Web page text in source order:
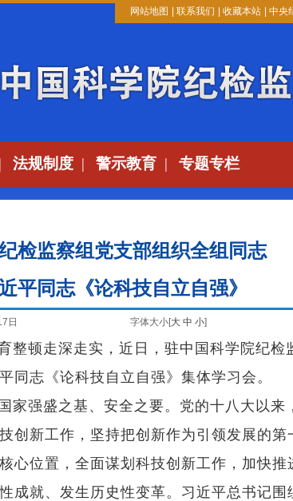
网站地图 联系我们 收藏本站 中央
法规制度 | 警示教育 | 专题专栏
检监察组党支部组织全组同志
平同志《论科技自立自强》
日 字体大小[大 中 小]
整顿走深走实，近日，驻中国科学院纪检
同志《论科技自立自强》集体学习会。
家强盛之基、安全之要。党的十八大以来
创新工作，坚持把创新作为引领发展的第
心位置，全面谋划科技创新工作，加快推
成就、发生历史性变革。习近平总书记围